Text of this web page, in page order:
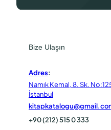
Bize Ulaşın
Adres:
Namık Kemal, 8. Sk.
İstanbul
+90 (212) 515 0 333